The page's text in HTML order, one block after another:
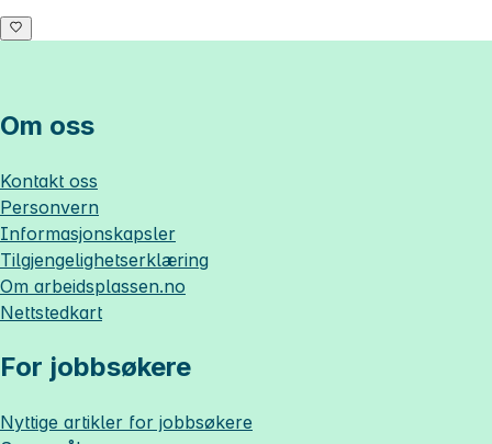
Om oss
Kontakt oss
Personvern
Informasjonskapsler
Tilgjengelighetserklæring
Om arbeidsplassen.no
Nettstedkart
For jobbsøkere
Nyttige artikler for jobbsøkere